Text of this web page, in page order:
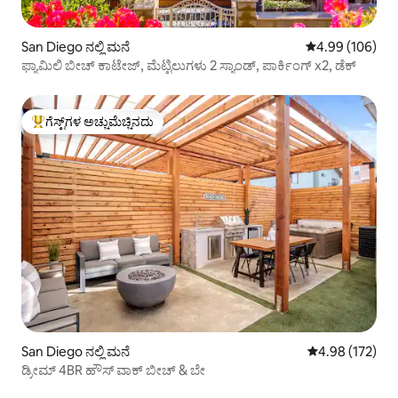
San Diego ನಲ್ಲಿ ಮನೆ 5 ರಲ್ಲಿ 4.99
4.99 (106)
ಫ್ಯಾಮಿಲಿ ಬೀಚ್ ಕಾಟೇಜ್, ಮೆಟ್ಟಿಲುಗಳು 2 ಸ್ಯಾಂಡ್, ಪಾರ್ಕಿಂಗ್ x2, ಡೆಕ್
ಗೆಸ್ಟ್‌ಗಳಿಗೆ ಅತಿ ಹೆಚ್ಚು ಅಚ್ಚುಮೆಚ್ಚಿನದು
ಗೆಸ್ಟ್‌ಗಳ ಅಚ್ಚುಮೆಚ್ಚಿನದು
San Diego ನಲ್ಲಿ ಮನೆ 5 ರಲ್ಲಿ 4.98
4.98 (172)
ಡ್ರೀಮ್ 4BR ಹೌಸ್ ವಾಕ್ ಬೀಚ್ & ಬೇ